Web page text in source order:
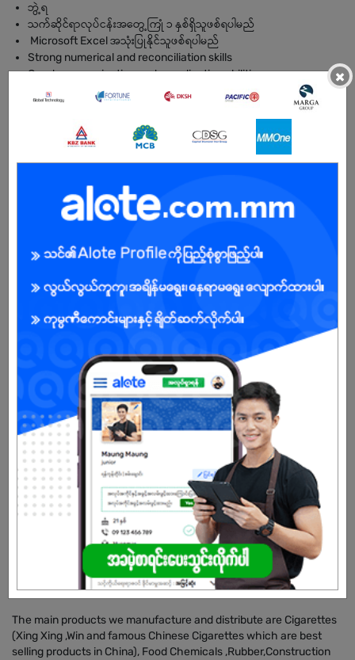
ဘွဲ့ရ
သက်ဆိုင်ရာလုပ်ငန်းအတွေ့ကြုံ ၁ နှစ်ရှိသူဖစ်ရပါမည်
Microsoft Excel အသုံးပြုနိုင်သူဖစ်ရပါမည်
Strong numerical and reconciliation skills
Good communication and coordination abilities
Attention to detail and accuracy
Ability to work under deadlines and multitask effectively
BENEFITS
1. Lunch Provided
2. Ferry Provided
Open To : Male/Female
About Our Company
We established the organization with the name of Fu Xing
Brothers Group of Companies recommended by Government
since 1997-98.
The main products we manufacture and distribute are Cigarettes
(Xing Xing ,Win and famous Chinese Cigarettes which are best
selling products in China), Food Chemicals ,Rubber,Construction
×